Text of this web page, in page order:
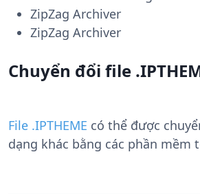
ZipZag Archiver
ZipZag Archiver
Chuyển đổi file
File .IPTHEME có thể được
dạng khác bằng các phần mềm